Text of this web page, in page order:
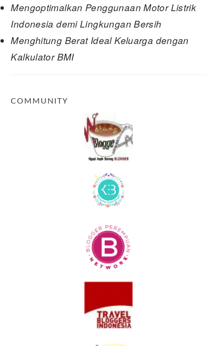
Mengoptimalkan Penggunaan Motor Listrik
Indonesia demi Lingkungan Bersih
Menghitung Berat Ideal Keluarga dengan
Kalkulator BMI
COMMUNITY